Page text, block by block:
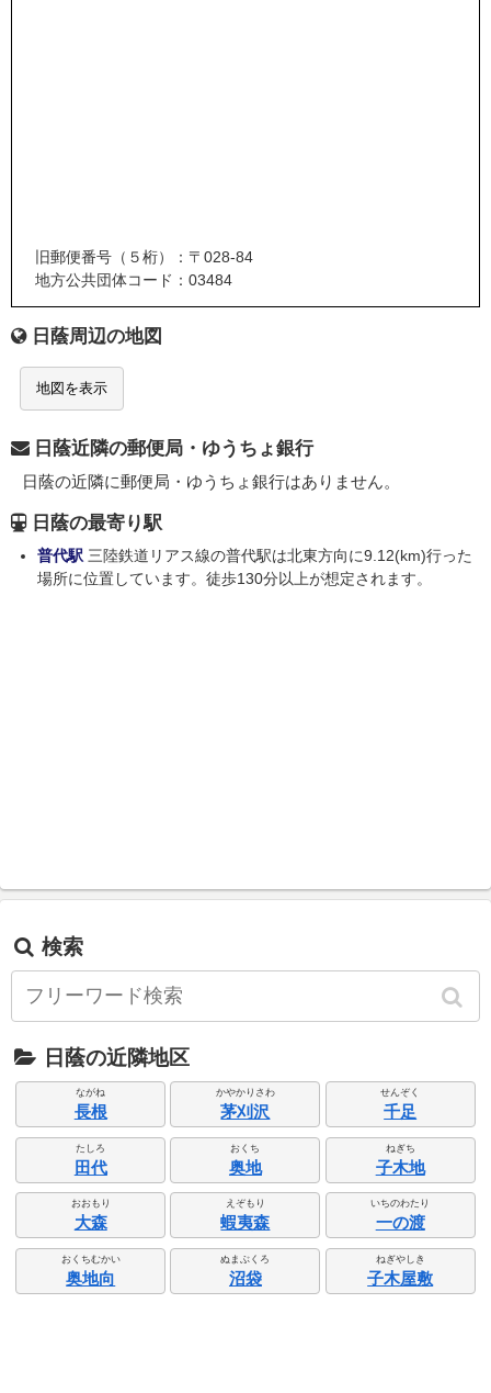
旧郵便番号（５桁）：〒028-84
地方公共団体コード：03484
日蔭周辺の地図
地図を表示
日蔭近隣の郵便局・ゆうちょ銀行
日蔭の近隣に郵便局・ゆうちょ銀行はありません。
日蔭の最寄り駅
普代駅 三陸鉄道リアス線の普代駅は北東方向に9.12(km)行った
場所に位置しています。徒歩130分以上が想定されます。
検索
日蔭の近隣地区
ながね
長根
かやかりさわ
茅刈沢
せんぞく
千足
たしろ
田代
おくち
奥地
ねぎち
子木地
おおもり
大森
えぞもり
蝦夷森
いちのわたり
一の渡
おくちむかい
奥地向
ぬまぶくろ
沼袋
ねぎやしき
子木屋敷